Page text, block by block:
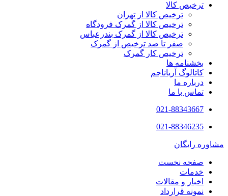
ترخیص کالا
ترخیص کالا از تهران
ترخیص کالا از گمرک فرودگاه
ترخیص کالا از گمرک بندرعباس
صفر تا صد ترخیص از گمرک
ترخیص کار گمرک
بخشنامه ها
کاتالوگ آریاناجم
درباره ما
تماس با ما
021-88343667
021-88346235
مشاوره رایگان
صفحه نخست
خدمات
اخبار و مقالات
نمونه قرارداد